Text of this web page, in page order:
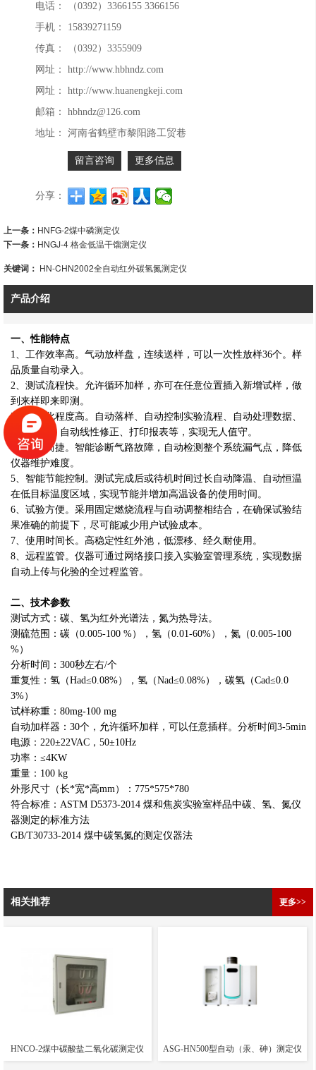
电话：
（0392）3366155 3366156
手机：
15839271159
传真：
（0392）3355909
网址：
http://www.hbhndz.com
网址：
http://www.huanengkeji.com
邮箱：
hbhndz@126.com
地址：
河南省鹤壁市黎阳路工贸巷
留言咨询 更多信息
分享：
上一条： HNFG-2煤中磷测定仪
下一条： HNGJ-4 格金低温干馏测定仪
关键词： HN-CHN2002全自动红外碳氢氮测定仪
产品介绍
一、性能特点
1、工作效率高。气动放样盘，连续送样，可以一次性放样36个。样
品质量自动录入。
2、测试流程快。允许循环加样，亦可在任意位置插入新增试样，做
到来样即来即测。
3、自动化程度高。自动落样、自动控制实验流程、自动处理数据、
计算结果、自动线性修正、打印报表等，实现无人值守。
4、维护简捷。智能诊断气路故障，自动检测整个系统漏气点，降低
仪器维护难度。
5、智能节能控制。测试完成后或待机时间过长自动降温、自动恒温
在低目标温度区域，实现节能并增加高温设备的使用时间。
6、试验方便。采用固定燃烧流程与自动调整相结合，在确保试验结
果准确的前提下，尽可能减少用户试验成本。
7、使用 时间长。高稳定性红外池，低漂移、经久耐使用。
8、远程监管。仪器可通过网络接口接入实验室管理系统，实现数据
自动上传与化验的全过程监管。
二、技术参数
测试方式：碳、氢为红外光谱法，氮为热导法。
测硫范围：碳（0.005-100 %），氢（0.01-60%），氮（0.005-100
%）
分析时间：300秒左右/个
重复性：氢（Had≤0.08%），氢（Nad≤0.08%），碳氢（Cad≤0.0
3%）
试样称重：80mg-100 mg
自动加样器：30个，允许循环加样，可以任意插样。分析时间3-5min
电源：220±22VAC，50±10Hz
功率：≤4KW
重量：100 kg
外形尺寸（长*宽*高mm）：775*575*780
符合标准：ASTM D5373-2014 煤和焦炭实验室样品中碳、氢、氮仪
器测定的标准方法
GB/T30733-2014 煤中碳氢氮的测定仪器法
相关推荐 更多>>
HNCO-2煤中碳酸盐二氧化碳测定仪 ASG-HN500型自动（汞、砷）测定仪